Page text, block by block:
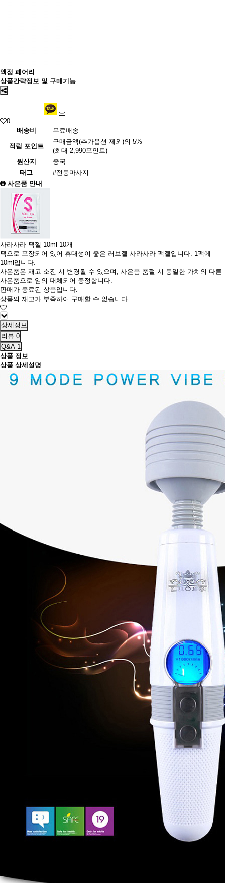
액정 페어리
상품간략정보 및 구매기능
0
배송비
무료배송
적립 포인트
구매금액(추가옵션 제외)의 5%
(최대 2,990포인트)
원산지
중국
태그
#전동마사지
사은품 안내
사라사라 팩젤 10ml 10개
팩으로 포장되어 있어 휴대성이 좋은 러브젤 사라사라 팩젤입니다. 1팩에
10ml입니다.
사은품은 재고 소진 시 변경될 수 있으며, 사은품 품절 시 동일한 가치의 다른
사은품으로 임의 대체되어 증정합니다.
판매가 종료된 상품입니다.
상품의 재고가 부족하여 구매할 수 없습니다.
상세정보
리뷰 0
Q&A 1
상품 정보
상품 상세설명